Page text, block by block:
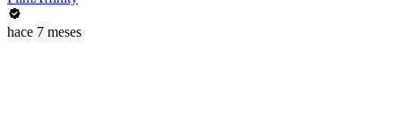
hace 7 meses